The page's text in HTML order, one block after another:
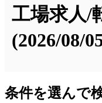
工場求人/
(2026/08/
条件を選んで